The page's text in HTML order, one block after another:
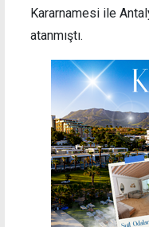
Kararnamesi ile
atanmıştı.